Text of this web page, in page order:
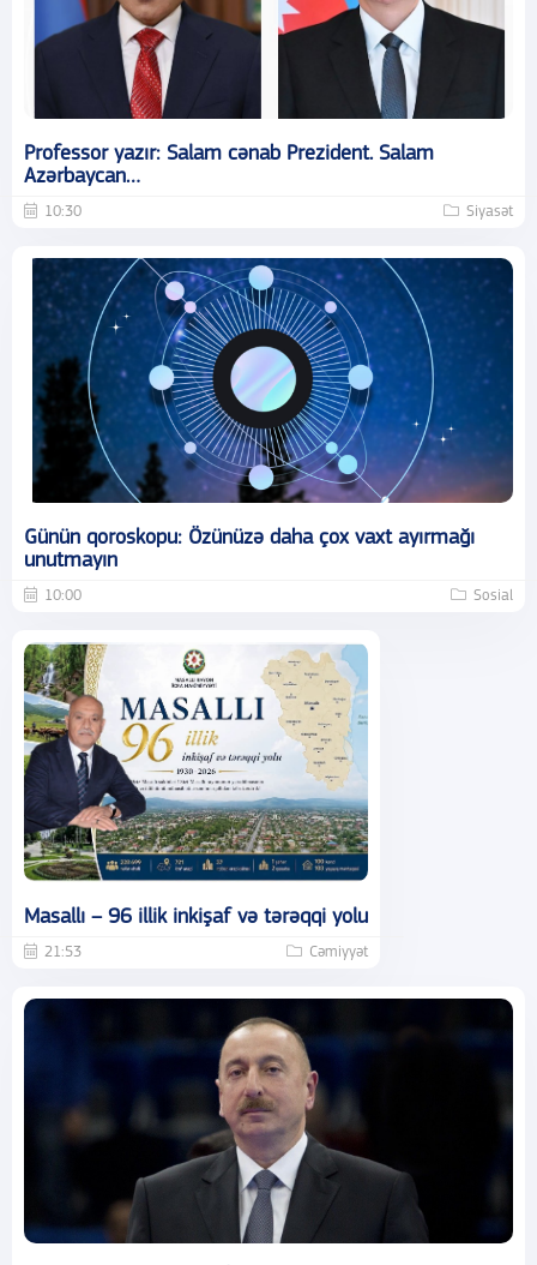
Professor yazır: Salam cənab Prezident. Salam
Azərbaycan…
10:30 Siyasət
Günün qoroskopu: Özünüzə daha çox vaxt ayırmağı
unutmayın
10:00 Sosial
Masallı – 96 illik inkişaf və tərəqqi yolu
21:53 Cəmiyyət